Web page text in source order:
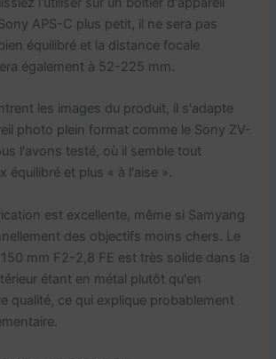
APS-C plus petit, il ne sera pas
équilibré et la distance focale
également à 52-225 mm.
les images du produit, il s'adapte
photo plein format comme le Sony ZV-
l'avons testé, où il semble tout
équilibré et plus « à l'aise ».
est excellente, même si Samyang
des objectifs moins chers. Le
mm F2-2,8 FE est très solide dans la
étant en métal plutôt qu'en
qualité, ce qui explique probablement